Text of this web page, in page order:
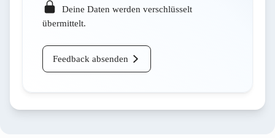
Deine Daten werden verschlüsselt
übermittelt.
Feedback absenden